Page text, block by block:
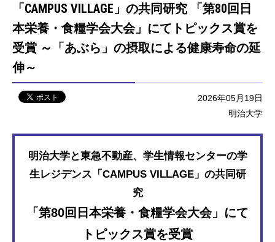
「CAMPUS VILLAGE」の共同研究 「第80回日
本栄養・食糧学会大会」にてトピックス賞を
受賞 ～「あぶら」の摂取による健康寿命の延
伸～
2026年05月19日
明治大学
明治大学と東急不動産、学生情報センターの学
生レジデンス「CAMPUS VILLAGE」の共同研
究
「第80回日本栄養・食糧学会大会」にて
トピックス賞を受賞